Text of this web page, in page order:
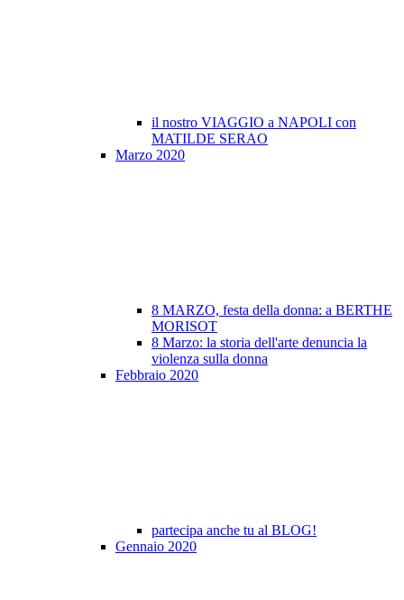
il nostro VIAGGIO a NAPOLI con
MATILDE SERAO
Marzo 2020
8 MARZO, festa della donna: a BERTHE
MORISOT
8 Marzo: la storia dell'arte denuncia la
violenza sulla donna
Febbraio 2020
partecipa anche tu al BLOG!
Gennaio 2020